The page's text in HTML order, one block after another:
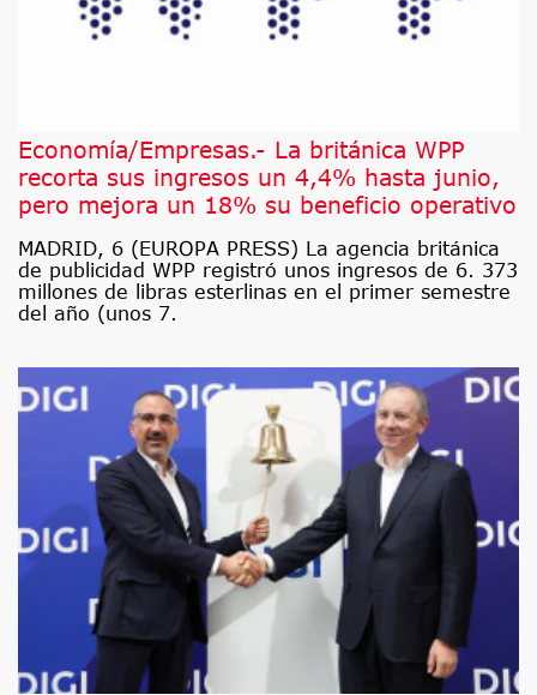
Economía/Empresas.- La británica WPP
recorta sus ingresos un 4,4% hasta junio,
pero mejora un 18% su beneficio operativo
MADRID, 6 (EUROPA PRESS) La agencia británica
de publicidad WPP registró unos ingresos de 6. 373
millones de libras esterlinas en el primer semestre
del año (unos 7.